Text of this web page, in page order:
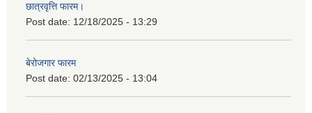
छात्रवृत्ति फारम।
Post date: 12/18/2025 - 13:29
बेरोजगार फारम
Post date: 02/13/2025 - 13:04